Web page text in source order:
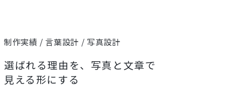
制作実績 / 言葉設計 / 写真設計
選ばれる理由を、写真と文章で
見える形にする